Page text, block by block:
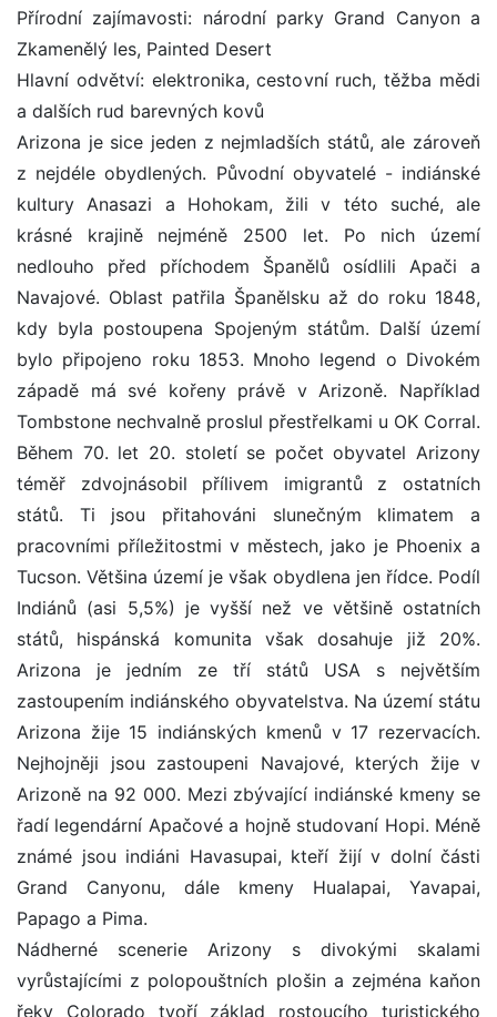
Přírodní zajímavosti: národní parky Grand Canyon a
Zkamenělý les, Painted Desert
Hlavní odvětví: elektronika, cestovní ruch, těžba mědi
a dalších rud barevných kovů
Arizona je sice jeden z nejmladších států, ale zároveň
z nejdéle obydlených. Původní obyvatelé - indiánské
kultury Anasazi a Hohokam, žili v této suché, ale
krásné krajině nejméně 2500 let. Po nich území
nedlouho před příchodem Španělů osídlili Apači a
Navajové. Oblast patřila Španělsku až do roku 1848,
kdy byla postoupena Spojeným státům. Další území
bylo připojeno roku 1853. Mnoho legend o Divokém
západě má své kořeny právě v Arizoně. Například
Tombstone nechvalně proslul přestřelkami u OK Corral.
Během 70. let 20. století se počet obyvatel Arizony
téměř zdvojnásobil přílivem imigrantů z ostatních
států. Ti jsou přitahováni slunečným klimatem a
pracovními příležitostmi v městech, jako je Phoenix a
Tucson. Většina území je však obydlena jen řídce. Podíl
Indiánů (asi 5,5%) je vyšší než ve většině ostatních
států, hispánská komunita však dosahuje již 20%.
Arizona je jedním ze tří států USA s největším
zastoupením indiánského obyvatelstva. Na území státu
Arizona žije 15 indiánských kmenů v 17 rezervacích.
Nejhojněji jsou zastoupeni Navajové, kterých žije v
Arizoně na 92 000. Mezi zbývající indiánské kmeny se
řadí legendární Apačové a hojně studovaní Hopi. Méně
známé jsou indiáni Havasupai, kteří žijí v dolní části
Grand Canyonu, dále kmeny Hualapai, Yavapai,
Papago a Pima.
Nádherné scenerie Arizony s divokými skalami
vyrůstajícími z polopouštních plošin a zejména kaňon
řeky Colorado tvoří základ rostoucího turistického